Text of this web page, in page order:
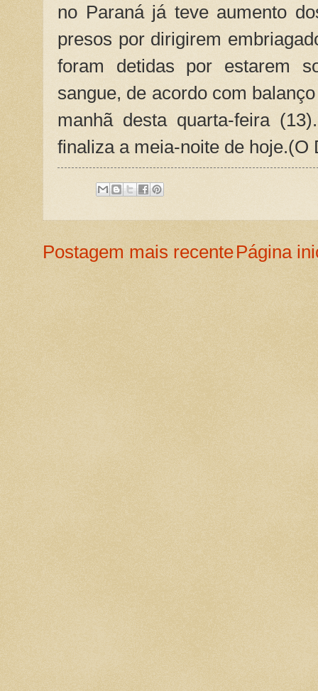
no Paraná já teve aumento
presos por dirigirem
foram detidas por estarem
sangue, de acordo com
manhã desta quarta-feira
finaliza a meia-noite de hoje.(O
Postagem mais recentePágina